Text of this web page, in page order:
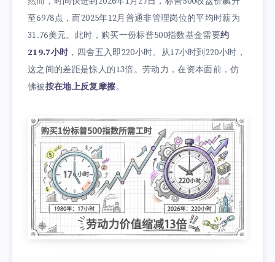
至6978点，而2025年12月普通非管理岗位的平均时薪为
31.76美元。此时，购买一份标普500指数基金需要约
219.7小时 ，四舍五入即220小时。从17小时到220小时，
这之间的差距是惊人的13倍。劳动力，在资本面前，仿
佛被按在地上反复摩擦。